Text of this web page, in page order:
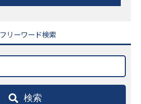
フリーワード検索
検索